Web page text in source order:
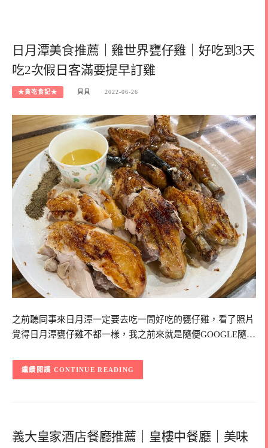
日月潭美食推薦｜雞世界甕仔雞｜好吃到3天
吃2次假日客滿要提早訂雞
★貪吃食記★ 貝貝 2022-06-26
之前聽同事來日月潭一定要去吃一間好吃的甕仔雞，看了照片
覺得日月潭甕仔雞不都一樣，我之前來就是隨便GOOGLE隨…
CONTINUE READING
義大皇家酒店餐廳推薦｜皇樓中餐廳｜美味